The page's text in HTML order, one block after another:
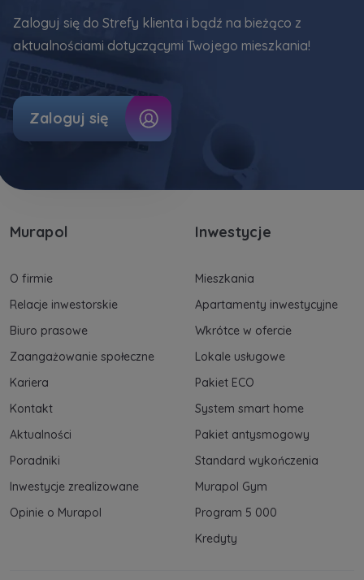
Murapol
O firmie
Relacje inwestorskie
Biuro prasowe
Zaangażowanie społeczne
Kariera
Kontakt
Aktualności
Poradniki
Inwestycje zrealizowane
Opinie o Murapol
Inwestycje
Mieszkania
Apartamenty inwestycyjne
Wkrótce w ofercie
Lokale usługowe
Pakiet ECO
System smart home
Pakiet antysmogowy
Standard wykończenia
Murapol Gym
Program 5 000
Kredyty
Zaloguj się do Strefy klienta i bądź na bieżąco z
aktualnościami dotyczącymi Twojego mieszkania!
Zaloguj się